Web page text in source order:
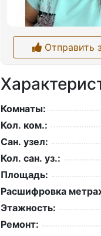
Отправить
Комнаты:
Кол. ком.:
Сан. узел:
Кол. сан. уз.:
Площадь:
Расшифровка
Этажность:
Ремонт: